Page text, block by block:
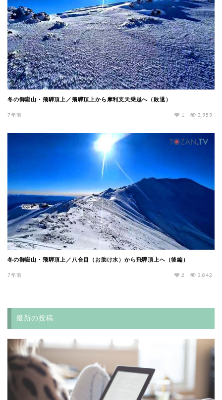
冬の御嶽山・飛騨頂上／飛騨頂上から摩利支天乗越へ（敗退）
7年前 3,959
1
冬の御嶽山・飛騨頂上／八合目（お助け水）から飛騨頂上へ（後編）
7年前 3,842
2
最新の投稿